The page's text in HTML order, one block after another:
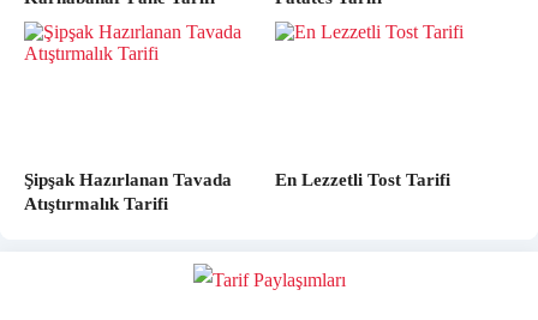
Şipşak Hazırlanan Tavada
Atıştırmalık Tarifi
En Lezzetli Tost Tarifi